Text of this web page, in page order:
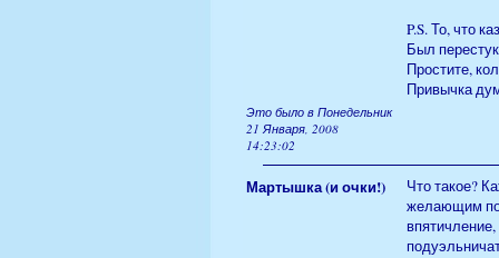
P.S. То, что
Был
Простите,
Привычка
Это было в Понедельник
21 Января, 2008
14:23:02
Мартышка (и очки!)
Что такое?
желающим